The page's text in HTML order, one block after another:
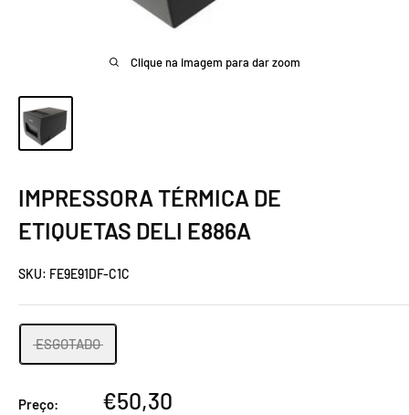
Clique na imagem para dar zoom
IMPRESSORA TÉRMICA DE
ETIQUETAS DELI E886A
SKU: FE9E91DF-C1C
ESGOTADO
Preço:
Preço
€50,30